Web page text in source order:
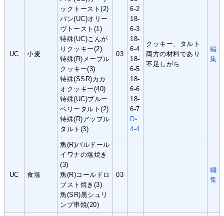
UC 小麦
ックトースト(2)
パン(UC)オリー
ヴトースト(1)
特殊(UC)こんが
りクッキー(2)
特殊(R)メープル
クッキー(3)
特殊(SSR)カカ
オクッキー(40)
特殊(UC)ブルー
ベリータルト(2)
特殊(R)アップル
タルト(3)
03
6-2
18-
6-3
18-
6-4
18-
6-5
18-
6-6
18-
6-7
D-
4-4
クッキー、タルト
両方の材料であり
不足しがち
編
集
UC 食塩
魚(R)バルドール
イワナの塩焼き
(3)
魚(R)コールドロ
ブスト焼き(3)
魚(SR)黒シュリ
ンプ串焼(20)
03
編
集